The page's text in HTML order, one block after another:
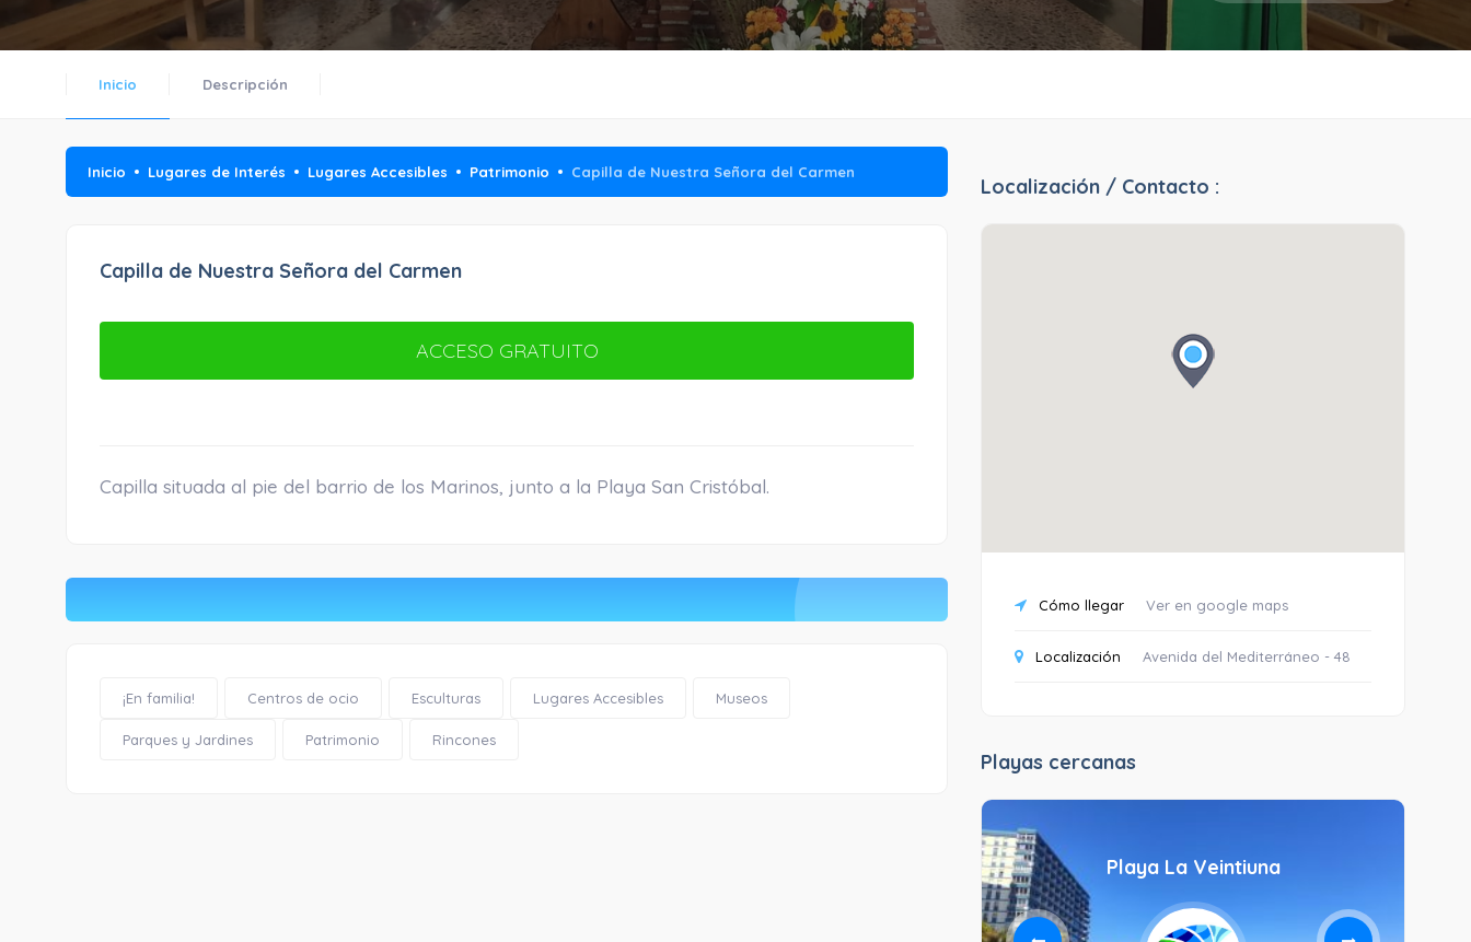
Inicio Descripción
Inicio Lugares de Interés Lugares Accesibles Patrimonio Capilla de Nuestra Señora del Carmen
Capilla de Nuestra Señora del Carmen
ACCESO GRATUITO
Capilla situada al pie del barrio de los Marinos, junto a la Playa San Cristóbal.
¡En familia! Centros de ocio Esculturas Lugares Accesibles Museos
Parques y Jardines Patrimonio Rincones
Localización / Contacto :
Cómo llegar Ver en google maps
Localización Avenida del Mediterráneo - 48
Playas cercanas
Playa La Veintiuna